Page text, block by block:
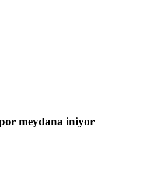
meydana iniyor